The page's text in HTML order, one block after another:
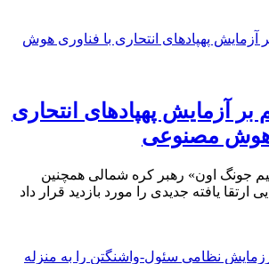
آزمایش پهپادهای انتحاری
هوش مصنوعی
جونگ اون» رهبر کره شمالی همچنین
ارتقا یافته جدیدی را مورد بازدید قرار داد